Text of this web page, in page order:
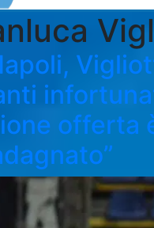
offerta